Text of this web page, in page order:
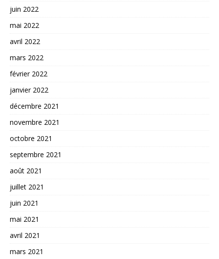
juin 2022
mai 2022
avril 2022
mars 2022
février 2022
janvier 2022
décembre 2021
novembre 2021
octobre 2021
septembre 2021
août 2021
juillet 2021
juin 2021
mai 2021
avril 2021
mars 2021